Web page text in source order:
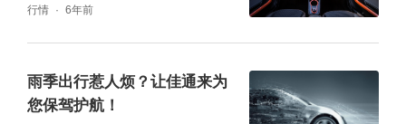
避（LDP），主动刹车系统（AEB），自动泊
车（APA），BAWS疲劳监测，让科技更自由
随心，也让用户驾驶更放松、停车更便捷、行
车更安全。在美好假期，有2022款大蚂蚁一路
行情 6年前
雨季出行惹人烦？让佳通来为
您保驾护航！